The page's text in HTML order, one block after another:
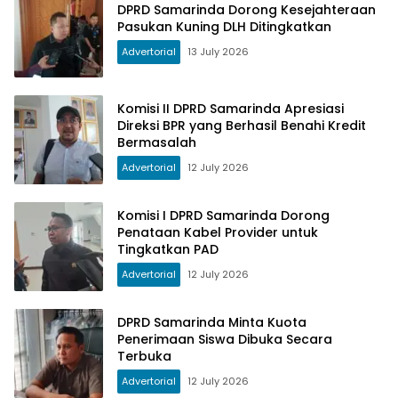
DPRD Samarinda Dorong Kesejahteraan
Pasukan Kuning DLH Ditingkatkan
Advertorial 13 July 2026
Komisi II DPRD Samarinda Apresiasi
Direksi BPR yang Berhasil Benahi Kredit
Bermasalah
Advertorial 12 July 2026
Komisi I DPRD Samarinda Dorong
Penataan Kabel Provider untuk
Tingkatkan PAD
Advertorial 12 July 2026
DPRD Samarinda Minta Kuota
Penerimaan Siswa Dibuka Secara
Terbuka
Advertorial 12 July 2026